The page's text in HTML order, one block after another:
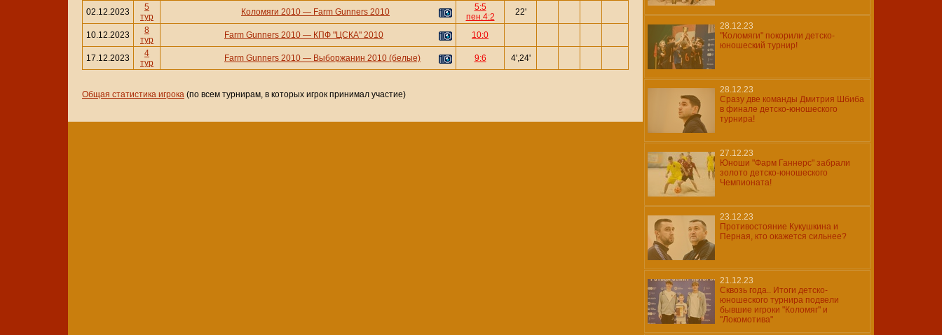
02.12.2023
5
тур
Коломяги 2010 — Farm Gunners 2010
5:5
пен.4:2
22'
10.12.2023
8
тур
Farm Gunners 2010 — КПФ "ЦСКА" 2010 10:0
17.12.2023
4
тур
Farm Gunners 2010 — Выборжанин 2010 (белые) 9:6 4',24'
Общая статистика игрока (по всем турнирам, в которых игрок принимал участие)
28.12.23
"Коломяги" покорили детско-
юношеский турнир!
28.12.23
Сразу две команды Дмитрия Шбиба
в финале детско-юношеского
турнира!
27.12.23
Юноши "Фарм Ганнерс" забрали
золото детско-юношеского
Чемпионата!
23.12.23
Противостояние Кукушкина и
Перная, кто окажется сильнее?
21.12.23
Сквозь года.. Итоги детско-
юношеского турнира подвели
бывшие игроки "Коломяг" и
"Локомотива"